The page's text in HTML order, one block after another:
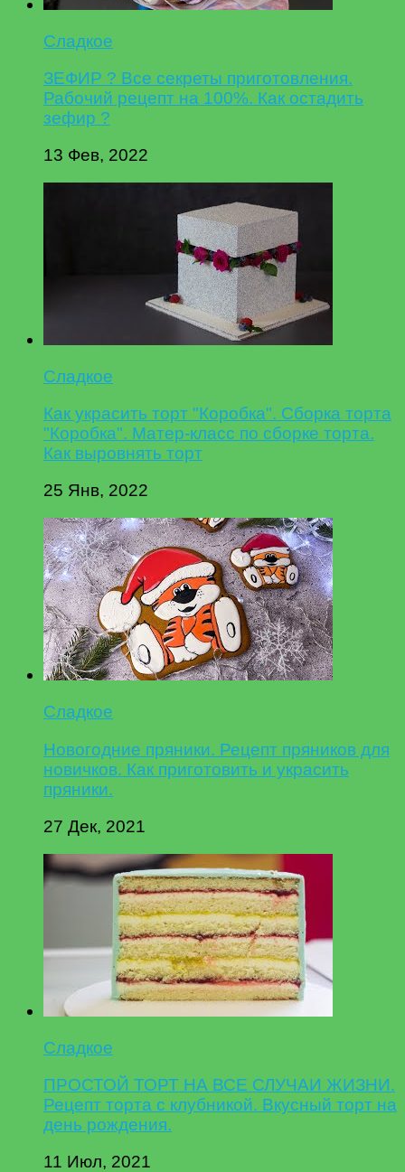
Сладкое
ЗЕФИР ? Все секреты приготовления.
Рабочий рецепт на 100%. Как остадить
зефир ?
13 Фев, 2022
Сладкое
Как украсить торт "Коробка". Сборка торта
"Коробка". Матер-класс по сборке торта.
Как выровнять торт
25 Янв, 2022
Сладкое
Новогодние пряники. Рецепт пряников для
новичков. Как приготовить и украсить
пряники.
27 Дек, 2021
Сладкое
ПРОСТОЙ ТОРТ НА ВСЕ СЛУЧАИ ЖИЗНИ.
Рецепт торта с клубникой. Вкусный торт на
день рождения.
11 Июл, 2021